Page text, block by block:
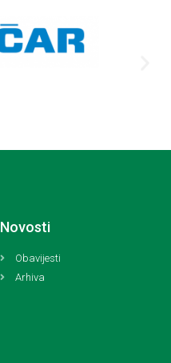
Novosti
Obavijesti
Arhiva